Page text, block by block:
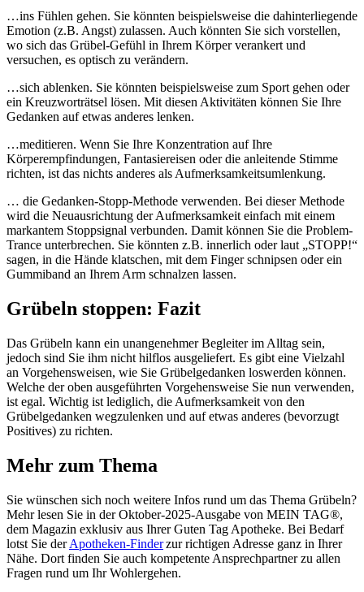
…ins Fühlen gehen. Sie könnten beispielsweise die dahinterliegende
Emotion (z.B. Angst) zulassen. Auch könnten Sie sich vorstellen,
wo sich das Grübel-Gefühl in Ihrem Körper verankert und
versuchen, es optisch zu verändern.
…sich ablenken. Sie könnten beispielsweise zum Sport gehen oder
ein Kreuzworträtsel lösen. Mit diesen Aktivitäten können Sie Ihre
Gedanken auf etwas anderes lenken.
…meditieren. Wenn Sie Ihre Konzentration auf Ihre
Körperempfindungen, Fantasiereisen oder die anleitende Stimme
richten, ist das nichts anderes als Aufmerksamkeitsumlenkung.
… die Gedanken-Stopp-Methode verwenden. Bei dieser Methode
wird die Neuausrichtung der Aufmerksamkeit einfach mit einem
markantem Stoppsignal verbunden. Damit können Sie die Problem-
Trance unterbrechen. Sie könnten z.B. innerlich oder laut „STOPP!“
sagen, in die Hände klatschen, mit dem Finger schnipsen oder ein
Gummiband an Ihrem Arm schnalzen lassen.
Grübeln stoppen: Fazit
Das Grübeln kann ein unangenehmer Begleiter im Alltag sein,
jedoch sind Sie ihm nicht hilflos ausgeliefert. Es gibt eine Vielzahl
an Vorgehensweisen, wie Sie Grübelgedanken loswerden können.
Welche der oben ausgeführten Vorgehensweise Sie nun verwenden,
ist egal. Wichtig ist lediglich, die Aufmerksamkeit von den
Grübelgedanken wegzulenken und auf etwas anderes (bevorzugt
Positives) zu richten.
Mehr zum Thema
Sie wünschen sich noch weitere Infos rund um das Thema Grübeln?
Mehr lesen Sie in der Oktober-2025-Ausgabe von MEIN TAG®,
dem Magazin exklusiv aus Ihrer Guten Tag Apotheke. Bei Bedarf
lotst Sie derApotheken-Finderzur richtigen Adresse ganz in Ihrer
Nähe. Dort finden Sie auch kompetente Ansprechpartner zu allen
Fragen rund um Ihr Wohlergehen.